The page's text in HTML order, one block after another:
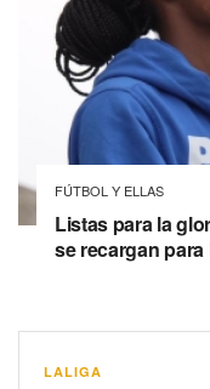
FÚTBOL Y ELLAS
Listas para la
se recargan para
LALIGA